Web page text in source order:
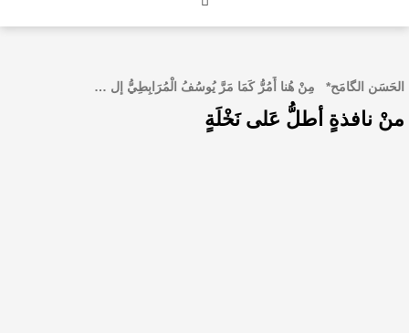
الروائي جابر محمد مدخلي: أحضر داخل رواياتي
الحَسَن الگامَح* مِنْ هُنا أَمُرُّ كَمَا مَرَّ يُوسُفُ الْمُرَابِطِيُّ إل …
منْ نافذةٍ أطلُّ عَلى نَخْلَةٍ